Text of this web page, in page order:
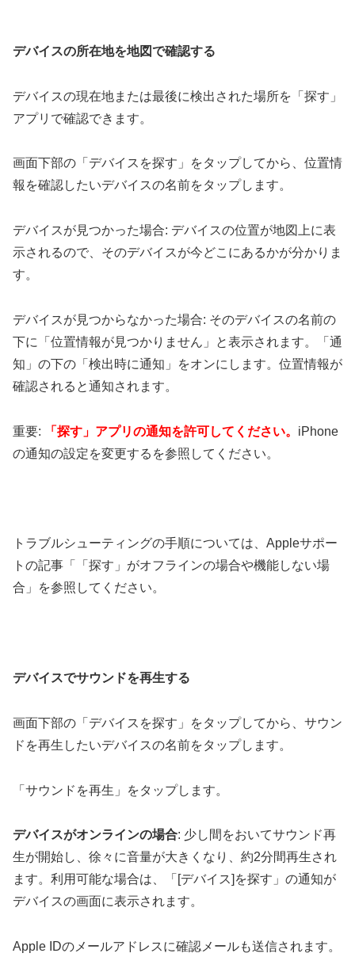
デバイスの所在地を地図で確認する
デバイスの現在地または最後に検出された場所を「探す」
アプリで確認できます。
画面下部の「デバイスを探す」をタップしてから、位置情
報を確認したいデバイスの名前をタップします。
デバイスが見つかった場合: デバイスの位置が地図上に表
示されるので、そのデバイスが今どこにあるかが分かりま
す。
デバイスが見つからなかった場合: そのデバイスの名前の
下に「位置情報が見つかりません」と表示されます。「通
知」の下の「検出時に通知」をオンにします。位置情報が
確認されると通知されます。
重要: 「探す」アプリの通知を許可してください。 iPhone
の通知の設定を変更するを参照してください。
トラブルシューティングの手順については、Appleサポー
トの記事「「探す」がオフラインの場合や機能しない場
合」を参照してください。
デバイスでサウンドを再生する
画面下部の「デバイスを探す」をタップしてから、サウン
ドを再生したいデバイスの名前をタップします。
「サウンドを再生」をタップします。
デバイスがオンラインの場合: 少し間をおいてサウンド再
生が開始し、徐々に音量が大きくなり、約2分間再生され
ます。利用可能な場合は、「[デバイス]を探す」の通知が
デバイスの画面に表示されます。
Apple IDのメールアドレスに確認メールも送信されます。